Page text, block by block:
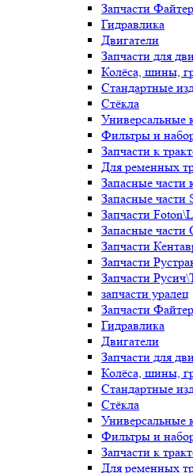
Запчасти Файтер
Гидравлика
Двигатели
Запчасти для
Колёса, шины,
Стандартные
Стёкла
Универсальные
Фильтры и
Запчасти к
Для ременных
Запасные части
Запасные части
Запчасти
Запасные части
Запчасти
Запчасти
Запчасти
запчасти уралец
Запчасти Файтер
Гидравлика
Двигатели
Запчасти для
Колёса, шины,
Стандартные
Стёкла
Универсальные
Фильтры и
Запчасти к
Для ременных